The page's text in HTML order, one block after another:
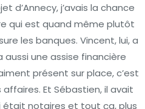
d’Annecy, j’avais la chance
qui est quand même plutôt
les banques. Vincent, lui, a
une assise financière
présent sur place, c’est
Et Sébastien, il avait
était notaires et tout ça, plus